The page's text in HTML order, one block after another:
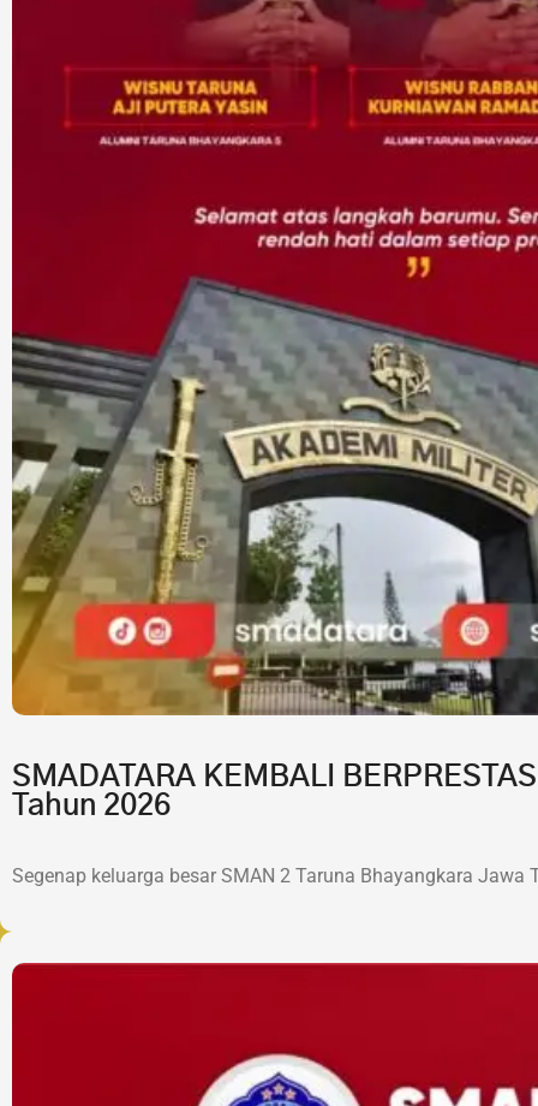
SMADATARA KEMBALI
Tahun 2026
Segenap keluarga besar SMAN 2 Taruna Bhayangkara Jawa